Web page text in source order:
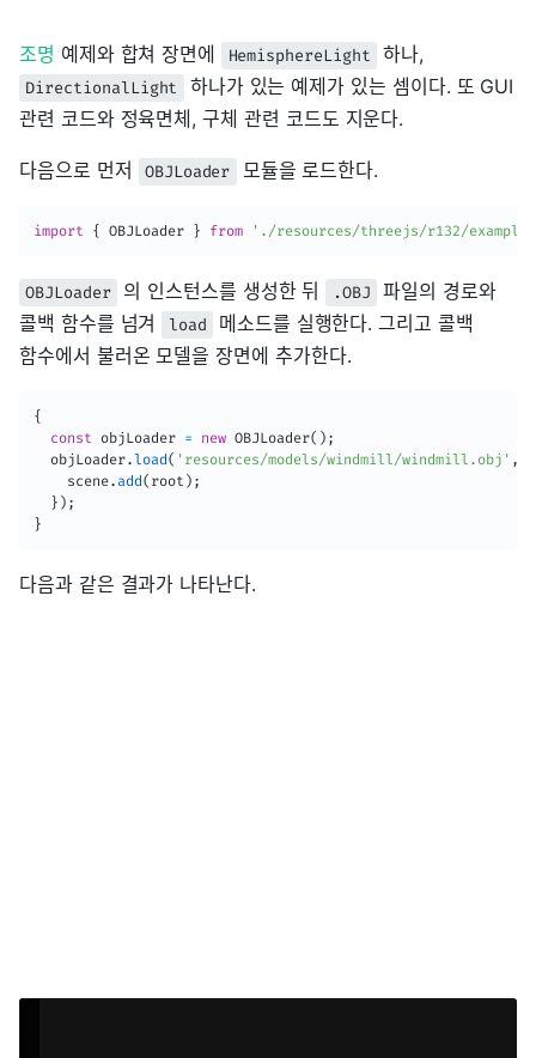
조명 예제와 합쳐 장면에 HemisphereLight 하나,
DirectionalLight
하나가 있는 예제가 있는 셈이다. 또 GUI
관련 코드와 정육면체, 구체 관련 코드도 지운다.
다음으로 먼저 OBJLoader 모듈을 로드한다.
import { OBJLoader } from './resources/threejs/r132/
OBJLoader 의 인스턴스를 생성한 뒤 .OBJ
파일의 경로와
콜백 함수를 넘겨
load
메소드를 실행한다. 그리고 콜백
함수에서 불러온 모델을 장면에 추가한다.
{
const objLoader = new OBJLoader( ) ;
  objLoader
.load ( 'resources/models/windmill/windmill.obj' ,
    scene
.add ( root ) ;
} ) ;
}
다음과 같은 결과가 나타난다.